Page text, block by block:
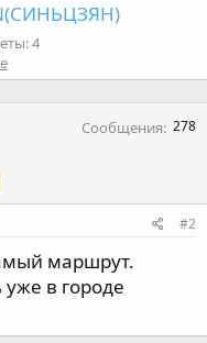
4
Сообщения 278
#2
маршрут.
в городе